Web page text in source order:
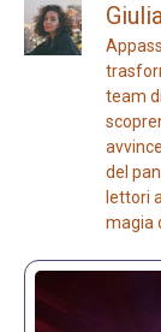
team
del
lettori
magia